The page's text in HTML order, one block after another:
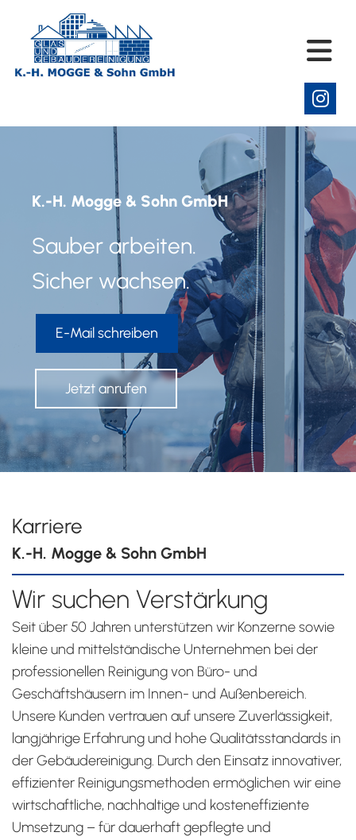
K.-H. Mogge & Sohn GmbH
Sauber arbeiten.
Sicher wachsen.
E-Mail schreiben
Jetzt anrufen
Karriere
K.-H. Mogge & Sohn GmbH
Wir suchen Verstärkung
Seit über 50 Jahren unterstützen wir Konzerne sowie
kleine und mittelständische Unternehmen bei der
professionellen Reinigung von Büro- und
Geschäftshäusern im Innen- und Außenbereich.
Unsere Kunden vertrauen auf unsere Zuverlässigkeit,
langjährige Erfahrung und hohe Qualitätsstandards in
der Gebäudereinigung. Durch den Einsatz innovativer,
effizienter Reinigungsmethoden ermöglichen wir eine
wirtschaftliche, nachhaltige und kosteneffiziente
Umsetzung – für dauerhaft gepflegte und